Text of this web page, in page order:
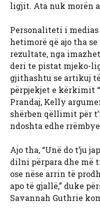
ligjit. Ata nuk morën
Personaliteti i
hetimorë që ajo tha
rezultate, nga
deri te pistat mjeko-
gjithashtu se artikuj
përpjekjet e kërkimit
Prandaj, Kelly
shërben qëllimit për
ndoshta edhe
Ajo tha, “Unë do t’ju
dilni përpara dhe më
ose nëse arrin të
apo të gjallë,” duke
Savannah Guthrie